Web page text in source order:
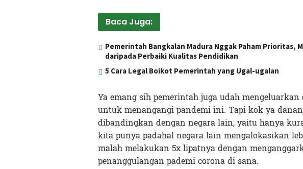
Baca Juga:
Pemerintah Bangkalan Madura Nggak Paham Prioritas,
daripada Perbaiki Kualitas Pendidikan
5 Cara Legal Boikot Pemerintah yang Ugal-ugalan
Ya emang sih pemerintah juga udah
untuk menangangi pandemi ini. Tapi kok ya
dibandingkan dengan negara lain, yaitu hanya
kita punya padahal negara lain mengalokasikan
malah melakukan 5x lipatnya dengan
penanggulangan pademi corona di sana.